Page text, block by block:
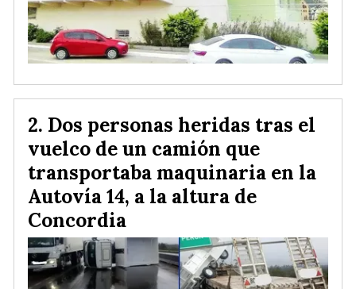
Dos personas heridas tras el
vuelco de un camión que
transportaba maquinaria en la
Autovía 14, a la altura de
Concordia